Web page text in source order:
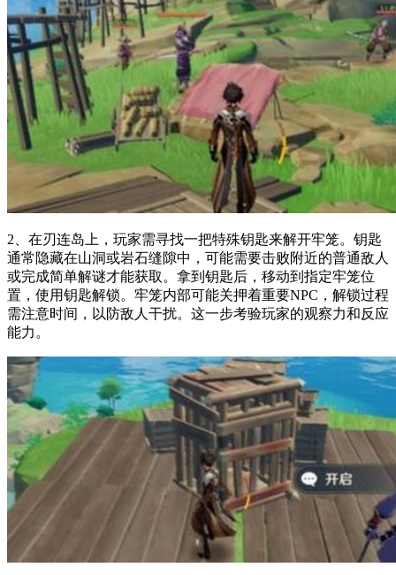
2、在刃连岛上，玩家需寻找一把特殊钥匙来解开牢笼。钥匙
通常隐藏在山洞或岩石缝隙中，可能需要击败附近的普通敌人
或完成简单解谜才能获取。拿到钥匙后，移动到指定牢笼位
置，使用钥匙解锁。牢笼内部可能关押着重要NPC，解锁过程
需注意时间，以防敌人干扰。这一步考验玩家的观察力和反应
能力。